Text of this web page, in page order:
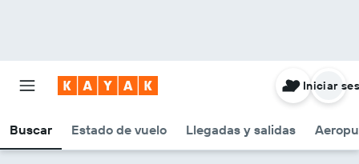
Buscar Estado de vuelo Llegadas y salidas
Iniciar